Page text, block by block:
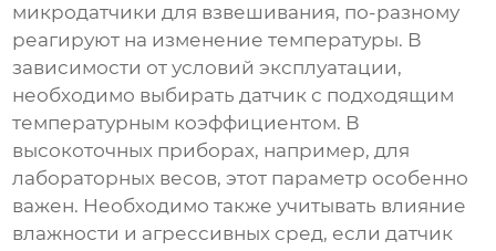
микродатчики для взвешивания, по-разному
реагируют на изменение температуры. В
зависимости от условий эксплуатации,
необходимо выбирать датчик с подходящим
температурным коэффициентом. В
высокоточных приборах, например, для
лабораторных весов, этот параметр особенно
важен. Необходимо также учитывать влияние
влажности и агрессивных сред, если датчик